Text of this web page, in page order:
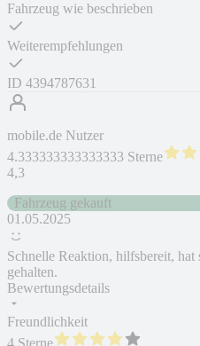
Fahrzeug wie beschrieben
Weiterempfehlungen
ID 4394787631
mobile.de Nutzer
4.333333333333333 Sterne
4,3
Fahrzeug gekauft
01.05.2025
Schnelle Reaktion, hilfsbereit, hat
gehalten.
Bewertungsdetails
Freundlichkeit